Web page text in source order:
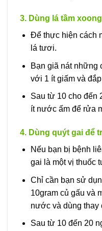
3. Dùng lá tầm
Để thực hiện cách
lá tươi.
Bạn giã nát những
với 1 ít giấm và
Sau từ 10 cho đến
ít nước ấm để rửa
4. Dùng quýt gai để
Nếu bạn bị bệnh
gai là một vị thuốc
Chỉ cần bạn sử
10gram củ gấu và
nước và dùng thay
Sau từ 10 đến 20